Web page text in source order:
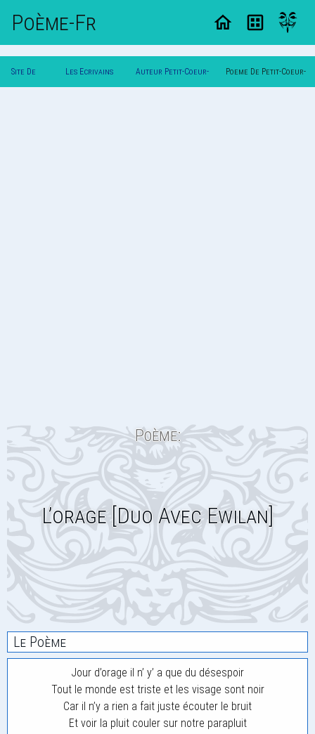
Poème-Fr
Site De Les Ecrivains Auteur Petit-Coeur- Poeme De Petit-Coeur-
Poème:
L’orage [Duo Avec Ewilan]
Le Poème
Jour d’orage il n’ y’ a que du désespoir
Tout le monde est triste et les visage sont noir
Car il n’y a rien a fait juste écouter le bruit
Et voir la pluit couler sur notre parapluit